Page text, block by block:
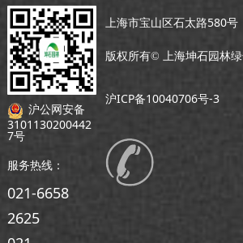
上海市宝山区石太路580号
版权所有© 上海坤石园林
沪ICP备10040706号-3
沪公网安备
3101130200442
7号
服务热线：
021-6658
2625